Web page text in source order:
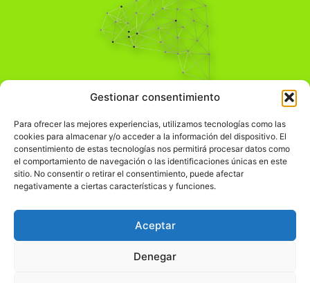
Gestionar consentimiento
Para ofrecer las mejores experiencias, utilizamos tecnologías como las
cookies para almacenar y/o acceder a la información del dispositivo. El
consentimiento de estas tecnologías nos permitirá procesar datos como
el comportamiento de navegación o las identificaciones únicas en este
sitio. No consentir o retirar el consentimiento, puede afectar
negativamente a ciertas características y funciones.
Aceptar
Denegar
Pensamiento Crítico
Comprender el mundo para transformarlo.
Información Legal
჻Política de privacidad
Política de cookies